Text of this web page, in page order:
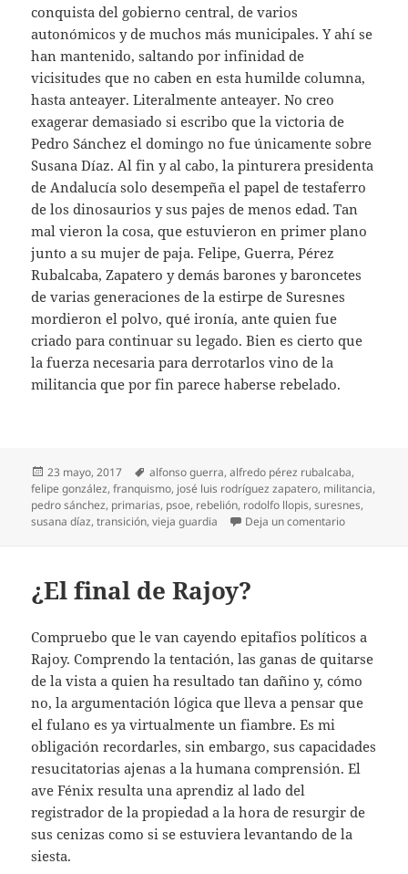
conquista del gobierno central, de varios
autonómicos y de muchos más municipales. Y ahí se
han mantenido, saltando por infinidad de
vicisitudes que no caben en esta humilde columna,
hasta anteayer. Literalmente anteayer. No creo
exagerar demasiado si escribo que la victoria de
Pedro Sánchez el domingo no fue únicamente sobre
Susana Díaz. Al fin y al cabo, la pinturera presidenta
de Andalucía solo desempeña el papel de testaferro
de los dinosaurios y sus pajes de menos edad. Tan
mal vieron la cosa, que estuvieron en primer plano
junto a su mujer de paja. Felipe, Guerra, Pérez
Rubalcaba, Zapatero y demás barones y baroncetes
de varias generaciones de la estirpe de Suresnes
mordieron el polvo, qué ironía, ante quien fue
criado para continuar su legado. Bien es cierto que
la fuerza necesaria para derrotarlos vino de la
militancia que por fin parece haberse rebelado.
Publicado
el
23 mayo, 2017 Etiquetas
alfonso guerra,alfredo pérez rubalcaba,
felipe gonzález,franquismo, josé luis rodríguez zapatero, militancia,
pedro sánchez, primarias, psoe, rebelión, rodolfo llopis,suresnes,
susana díaz,transición,vieja guardia Deja un comentarioen Adiós a
¿El final de Rajoy?
Compruebo que le van cayendo epitafios políticos a
Rajoy. Comprendo la tentación, las ganas de quitarse
de la vista a quien ha resultado tan dañino y, cómo
no, la argumentación lógica que lleva a pensar que
el fulano es ya virtualmente un fiambre. Es mi
obligación recordarles, sin embargo, sus capacidades
resucitatorias ajenas a la humana comprensión. El
ave Fénix resulta una aprendiz al lado del
registrador de la propiedad a la hora de resurgir de
sus cenizas como si se estuviera levantando de la
siesta.